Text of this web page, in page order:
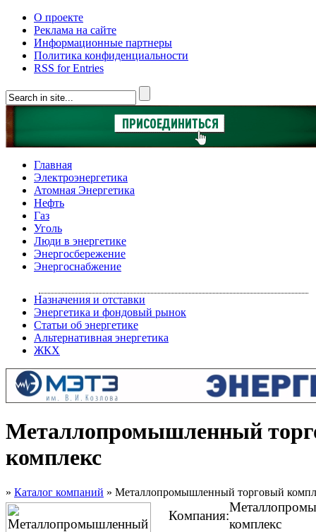
О проекте
Реклама на сайте
Информационные партнеры
Политика конфиденциальности
RSS for Entries
Главная
Электроэнергетика
Атомная Энергетика
Нефть
Газ
Уголь
Люди в энергетике
Энергосбережение
Энергоснабжение
Назначения и отставки
Энергетика и фондовый рынок
Статьи об энергетике
Альтернативная энергетика
ЖКХ
Металлопромышленный
комплекс
» Каталог компаний » Металлопромышленный торговый
Компания:
комплекс